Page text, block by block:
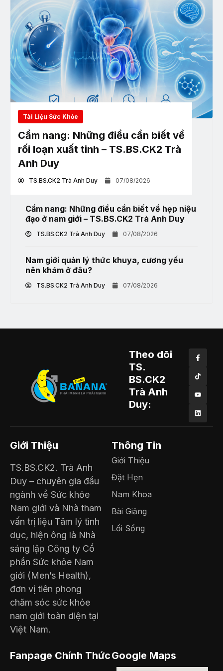
Tài Liệu Sức Khỏe
Cẩm nang: Những điều cần biết về
rối loạn xuất tinh – TS.BS.CK2 Trà
Anh Duy
TS.BS.CK2 Trà Anh Duy 07/08/2026
Cẩm nang: Những điều cần biết về hẹp niệu
đạo ở nam giới – TS.BS.CK2 Trà Anh Duy
TS.BS.CK2 Trà Anh Duy 07/08/2026
Nam giới quản lý thức khuya, cương yếu
nên khám ở đâu?
TS.BS.CK2 Trà Anh Duy 07/08/2026
Theo dõi
TS.
BS.CK2
Trà Anh
Duy:
Giới Thiệu
TS.BS.CK2. Trà Anh
Duy – chuyên gia đầu
ngành về Sức khỏe
Nam giới và Nhà tham
vấn trị liệu Tâm lý tình
dục, hiện ông là Nhà
sáng lập Công ty Cổ
phần Sức khỏe Nam
giới (Men’s Health),
đơn vị tiên phong
chăm sóc sức khỏe
nam giới toàn diện tại
Việt Nam.
Thông Tin
Giới Thiệu
Đặt Hẹn
Nam Khoa
Bài Giảng
Lối Sống
Fanpage Chính ThứcGoogle Maps